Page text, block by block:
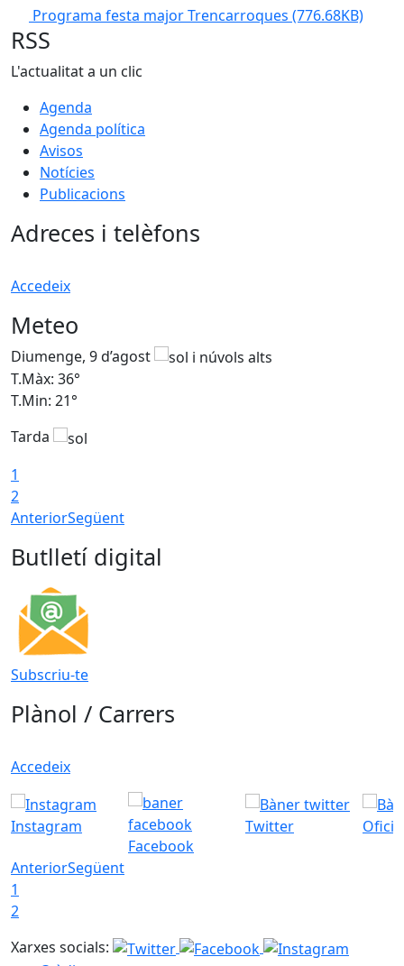
Programa festa major Trencarroques (776.68KB)
RSS
L'actualitat a un clic
Agenda
Agenda política
Avisos
Notícies
Publicacions
Adreces i telèfons
Accedeix
Meteo
Diumenge, 9 d’agost
T.Màx: 36°
T.Min: 21°
Tarda
1
2
AnteriorSegüent
Butlletí digital
Subscriu-te
Plànol / Carrers
Accedeix
Instagram
Facebook
Twitter
AnteriorSegüent
1
2
Xarxes socials: